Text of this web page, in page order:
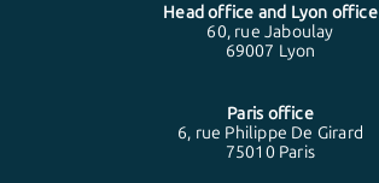
Head office and Lyon office
60, rue Jaboulay
69007 Lyon
Paris office
6, rue Philippe De Girard
75010 Paris